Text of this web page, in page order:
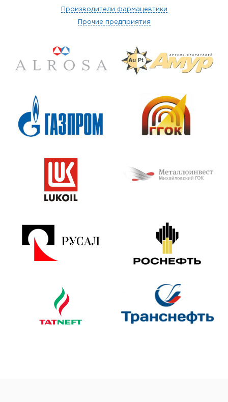
Производители фармацевтики
Прочие предприятия